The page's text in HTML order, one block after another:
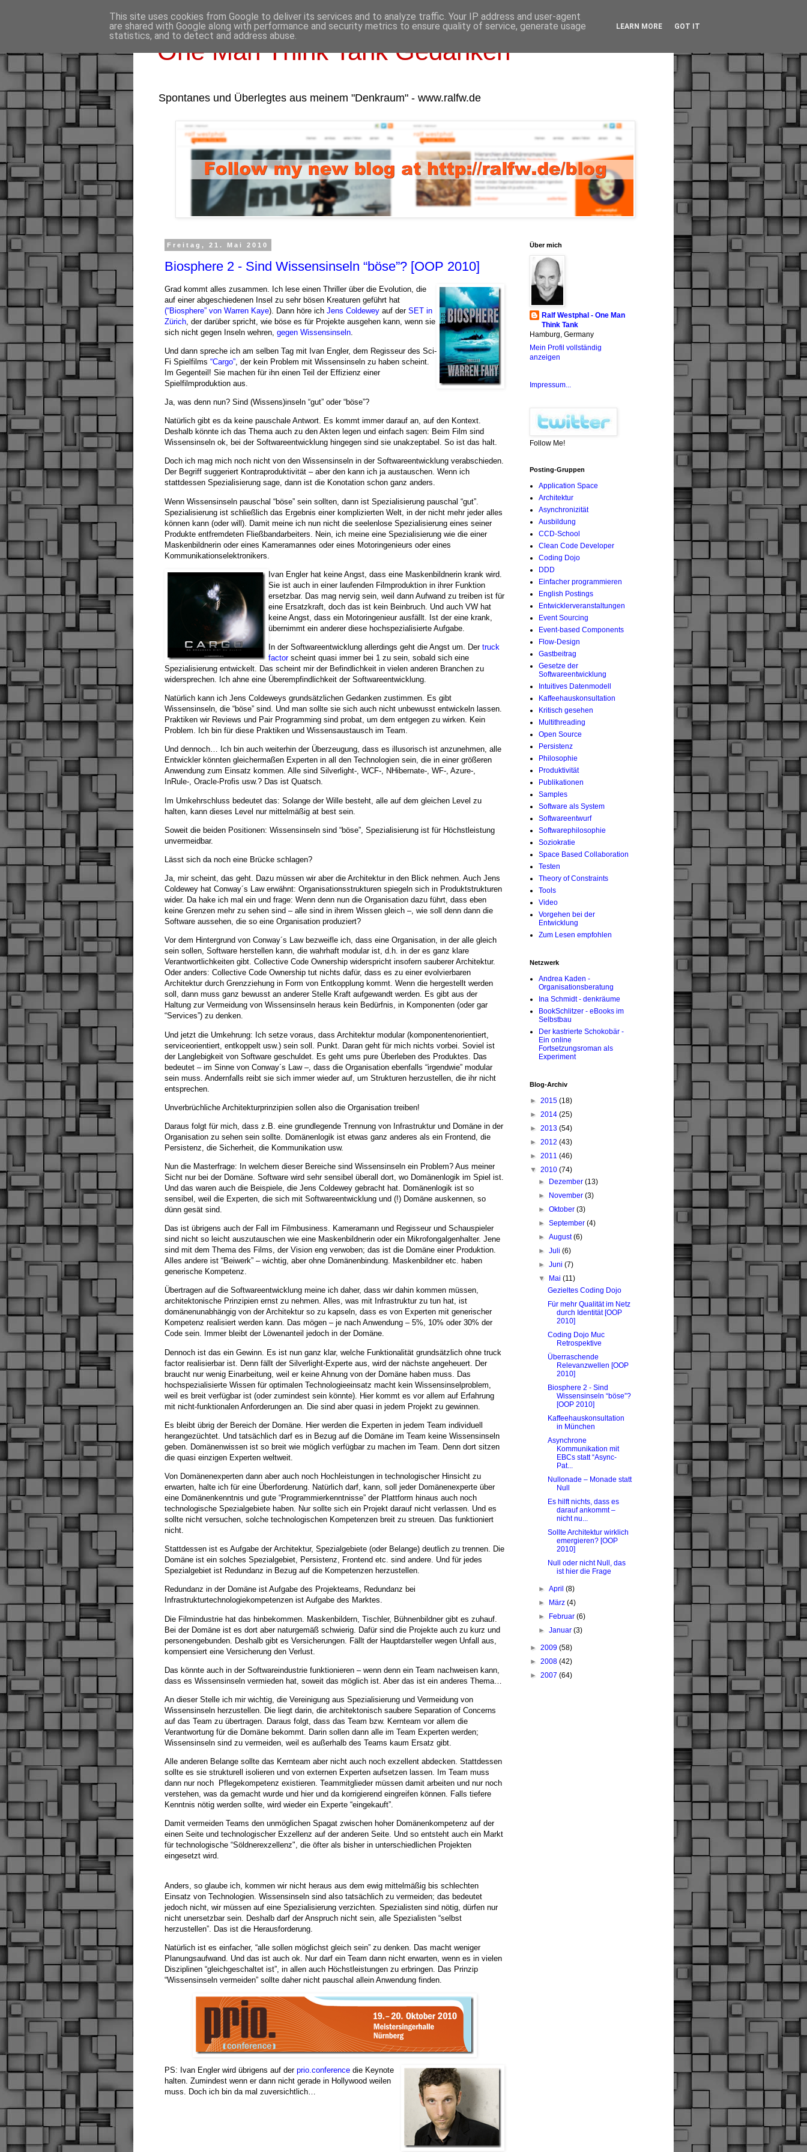
One Man Think Tank Gedanken
Spontanes und Überlegtes aus meinem "Denkraum" - www.ralfw.de
Freitag, 21. Mai 2010
Biosphere 2 - Sind Wissensinseln “böse”? [OOP 2010]
Grad kommt alles zusammen. Ich lese einen Thriller über die Evolution, die
auf einer abgeschiedenen Insel zu sehr bösen Kreaturen geführt hat
(“Biosphere” von Warren Kaye). Dann höre ich Jens Coldewey auf der SET in
Zürich , der darüber spricht, wie böse es für Projekte ausgehen kann, wenn sie
sich nicht gegen Inseln wehren, gegen Wissensinseln
Und dann spreche ich am selben Tag mit Ivan Engler, dem Regisseur des Sci-
Fi Spielfilms “Cargo” , der kein Problem mit Wissensinseln zu haben scheint.
Im Gegenteil! Sie machen für ihn einen Teil der Effizienz einer
Spielfilmproduktion aus.
Ja, was denn nun? Sind (Wissens)inseln “gut” oder “böse”?
Natürlich gibt es da keine pauschale Antwort. Es kommt immer darauf an, auf den Kontext.
Deshalb könnte ich das Thema auch zu den Akten legen und einfach sagen: Beim Film sind
Wissensinseln ok, bei der Softwareentwicklung hingegen sind sie unakzeptabel. So ist das halt.
Doch ich mag mich noch nicht von den Wissensinseln in der Softwareentwicklung verabschieden.
Der Begriff suggeriert Kontraproduktivität – aber den kann ich ja austauschen. Wenn ich
stattdessen Spezialisierung sage, dann ist die Konotation schon ganz anders.
Wenn Wissensinseln pauschal “böse” sein sollten, dann ist Spezialisierung pauschal “gut”.
Spezialisierung ist schließlich das Ergebnis einer komplizierten Welt, in der nicht mehr jeder alles
können kann (oder will). Damit meine ich nun nicht die seelenlose Spezialisierung eines seiner
Produkte entfremdeten Fließbandarbeiters. Nein, ich meine eine Spezialisierung wie die einer
Maskenbildnerin oder eines Kameramannes oder eines Motoringenieurs oder eines
Kommunikationselektronikers.
Ivan Engler hat keine Angst, dass eine Maskenbildnerin krank wird.
Sie ist auch in einer laufenden Filmproduktion in ihrer Funktion
ersetzbar. Das mag nervig sein, weil dann Aufwand zu treiben ist für
eine Ersatzkraft, doch das ist kein Beinbruch. Und auch VW hat
keine Angst, dass ein Motoringenieur ausfällt. Ist der eine krank,
übernimmt ein anderer diese hochspezialisierte Aufgabe.
In der Softwareentwicklung allerdings geht die Angst um. Der truck
factorscheint quasi immer bei 1 zu sein, sobald sich eine
Spezialisierung entwickelt. Das scheint mir der Befindlichkeit in vielen anderen Branchen zu
widersprechen. Ich ahne eine Überempfindlichkeit der Softwareentwicklung.
Natürlich kann ich Jens Coldeweys grundsätzlichen Gedanken zustimmen. Es gibt
Wissensinseln, die “böse” sind. Und man sollte sie sich auch nicht unbewusst entwickeln lassen.
Praktiken wir Reviews und Pair Programming sind probat, um dem entgegen zu wirken. Kein
Problem. Ich bin für diese Praktiken und Wissensaustausch im Team.
Und dennoch… Ich bin auch weiterhin der Überzeugung, dass es illusorisch ist anzunehmen, alle
Entwickler könnten gleichermaßen Experten in all den Technologien sein, die in einer größeren
Anwendung zum Einsatz kommen. Alle sind Silverlight-, WCF-, NHibernate-, WF-, Azure-,
InRule-, Oracle-Profis usw.? Das ist Quatsch.
Im Umkehrschluss bedeutet das: Solange der Wille besteht, alle auf dem gleichen Level zu
halten, kann dieses Level nur mittelmäßig at best sein.
Soweit die beiden Positionen: Wissensinseln sind “böse”, Spezialisierung ist für Höchstleistung
unvermeidbar.
Lässt sich da noch eine Brücke schlagen?
Ja, mir scheint, das geht. Dazu müssen wir aber die Architektur in den Blick nehmen. Auch Jens
Coldewey hat Conway´s Law erwähnt: Organisationsstrukturen spiegeln sich in Produktstrukturen
wider. Da hake ich mal ein und frage: Wenn denn nun die Organisation dazu führt, dass eben
keine Grenzen mehr zu sehen sind – alle sind in ihrem Wissen gleich –, wie soll denn dann die
Software aussehen, die so eine Organisation produziert?
Vor dem Hintergrund von Conway´s Law bezweifle ich, dass eine Organisation, in der alle gleich
sein sollen, Software herstellen kann, die wahrhaft modular ist, d.h. in der es ganz klare
Verantwortlichkeiten gibt. Collective Code Ownership widerspricht insofern sauberer Architektur.
Oder anders: Collective Code Ownership tut nichts dafür, dass es zu einer evolvierbaren
Architektur durch Grenzziehung in Form von Entkopplung kommt. Wenn die hergestellt werden
soll, dann muss ganz bewusst an anderer Stelle Kraft aufgewandt werden. Es gibt aus der
Haltung zur Vermeidung von Wissensinseln heraus kein Bedürfnis, in Komponenten (oder gar
“Services”) zu denken.
Und jetzt die Umkehrung: Ich setze voraus, dass Architektur modular (komponentenorientiert,
serviceorientiert, entkoppelt usw.) sein soll. Punkt. Daran geht für mich nichts vorbei. Soviel ist
der Langlebigkeit von Software geschuldet. Es geht ums pure Überleben des Produktes. Das
bedeutet – im Sinne von Conway´s Law –, dass die Organisation ebenfalls “irgendwie” modular
sein muss. Andernfalls reibt sie sich immer wieder auf, um Strukturen herzustellen, die ihr nicht
entsprechen.
Unverbrüchliche Architekturprinzipien sollen also die Organisation treiben!
Daraus folgt für mich, dass z.B. eine grundlegende Trennung von Infrastruktur und Domäne in der
Organisation zu sehen sein sollte. Domänenlogik ist etwas ganz anderes als ein Frontend, die
Persistenz, die Sicherheit, die Kommunikation usw.
Nun die Masterfrage: In welchem dieser Bereiche sind Wissensinseln ein Problem? Aus meiner
Sicht nur bei der Domäne. Software wird sehr sensibel überall dort, wo Domänenlogik im Spiel ist.
Und das waren auch die Beispiele, die Jens Coldewey gebracht hat. Domänenlogik ist so
sensibel, weil die Experten, die sich mit Softwareentwicklung und (!) Domäne auskennen, so
dünn gesät sind.
Das ist übrigens auch der Fall im Filmbusiness. Kameramann und Regisseur und Schauspieler
sind nicht so leicht auszutauschen wie eine Maskenbildnerin oder ein Mikrofongalgenhalter. Jene
sind mit dem Thema des Films, der Vision eng verwoben; das ist die Domäne einer Produktion.
Alles andere ist “Beiwerk” – wichtig, aber ohne Domänenbindung. Maskenbildner etc. haben
generische Kompetenz.
Übertragen auf die Softwareentwicklung meine ich daher, dass wir dahin kommen müssen,
architektonische Prinzipien ernst zu nehmen. Alles, was mit Infrastruktur zu tun hat, ist
domänenunabhängig von der Architektur so zu kapseln, dass es von Experten mit generischer
Kompetenz realisiert werden kann. Das mögen – je nach Anwendung – 5%, 10% oder 30% der
Code sein. Immer bleibt der Löwenanteil jedoch in der Domäne.
Dennoch ist das ein Gewinn. Es ist nun ganz klar, welche Funktionalität grundsätzlich ohne truck
factor realisierbar ist. Denn fällt der Silverlight-Experte aus, wird der nächste angeheuert. Der
braucht nur wenig Einarbeitung, weil er keine Ahnung von der Domäne haben muss. Das
hochspezialisierte Wissen für optimalen Technologieeinsatz macht kein Wissensinselproblem,
weil es breit verfügbar ist (oder zumindest sein könnte). Hier kommt es vor allem auf Erfahrung
mit nicht-funktionalen Anforderungen an. Die sind aber quasi in jedem Projekt zu gewinnen.
Es bleibt übrig der Bereich der Domäne. Hier werden die Experten in jedem Team individuell
herangezüchtet. Und tatsächlich darf es in Bezug auf die Domäne im Team keine Wissensinseln
geben. Domänenwissen ist so breit wie möglich verfügbar zu machen im Team. Denn dort sitzen
die quasi einzigen Experten weltweit.
Von Domänenexperten dann aber auch noch Hochleistungen in technologischer Hinsicht zu
erwarten, halte ich für eine Überforderung. Natürlich darf, kann, soll jeder Domänenexperte über
eine Domänenkenntnis und gute “Programmierkenntnisse” der Plattform hinaus auch noch
technologische Spezialgebiete haben. Nur sollte sich ein Projekt darauf nicht verlassen. Und es
sollte nicht versuchen, solche technologischen Kompetenzen breit zu streuen. Das funktioniert
nicht.
Stattdessen ist es Aufgabe der Architektur, Spezialgebiete (oder Belange) deutlich zu trennen. Die
Domäne ist ein solches Spezialgebiet, Persistenz, Frontend etc. sind andere. Und für jedes
Spezialgebiet ist Redundanz in Bezug auf die Kompetenzen herzustellen.
Redundanz in der Domäne ist Aufgabe des Projekteams, Redundanz bei
Infrastrukturtechnologiekompetenzen ist Aufgabe des Marktes.
Die Filmindustrie hat das hinbekommen. Maskenbildern, Tischler, Bühnenbildner gibt es zuhauf.
Bei der Domäne ist es dort aber naturgemäß schwierig. Dafür sind die Projekte auch zu kurz und
personengebunden. Deshalb gibt es Versicherungen. Fällt der Hauptdarsteller wegen Unfall aus,
kompensiert eine Versicherung den Verlust.
Das könnte auch in der Softwareindustrie funktionieren – wenn denn ein Team nachweisen kann,
dass es Wissensinseln vermieden hat, soweit das möglich ist. Aber das ist ein anderes Thema…
An dieser Stelle ich mir wichtig, die Vereinigung aus Spezialisierung und Vermeidung von
Wissensinseln herzustellen. Die liegt darin, die architektonisch saubere Separation of Concerns
auf das Team zu übertragen. Daraus folgt, dass das Team bzw. Kernteam vor allem die
Verantwortung für die Domäne bekommt. Darin sollen dann alle im Team Experten werden;
Wissensinseln sind zu vermeiden, weil es außerhalb des Teams kaum Ersatz gibt.
Alle anderen Belange sollte das Kernteam aber nicht auch noch exzellent abdecken. Stattdessen
sollte es sie strukturell isolieren und von externen Experten aufsetzen lassen. Im Team muss
dann nur noch Pflegekompetenz existieren. Teammitglieder müssen damit arbeiten und nur noch
verstehen, was da gemacht wurde und hier und da korrigierend eingreifen können. Falls tiefere
Kenntnis nötig werden sollte, wird wieder ein Experte “eingekauft”.
Damit vermeiden Teams den unmöglichen Spagat zwischen hoher Domänenkompetenz auf der
einen Seite und technologischer Exzellenz auf der anderen Seite. Und so entsteht auch ein Markt
für technologische “Söldnerexzellenz", die öfter als bisher in unterschiedlichen Projekten
eingesetzt wird.
Anders, so glaube ich, kommen wir nicht heraus aus dem ewig mittelmäßig bis schlechten
Einsatz von Technologien. Wissensinseln sind also tatsächlich zu vermeiden; das bedeutet
jedoch nicht, wir müssen auf eine Spezialisierung verzichten. Spezialisten sind nötig, dürfen nur
nicht unersetzbar sein. Deshalb darf der Anspruch nicht sein, alle Spezialisten “selbst
herzustellen”. Das ist die Herausforderung.
Natürlich ist es einfacher, “alle sollen möglichst gleich sein” zu denken. Das macht weniger
Planungsaufwand. Und das ist auch ok. Nur darf ein Team dann nicht erwarten, wenn es in vielen
Disziplinen “gleichgeschaltet ist”, in allen auch Höchstleistungen zu erbringen. Das Prinzip
“Wissensinseln vermeiden” sollte daher nicht pauschal allein Anwendung finden.
PS: Ivan Engler wird übrigens auf der prio.conference die Keynote
halten. Zumindest wenn er dann nicht gerade in Hollywood weilen
muss. Doch ich bin da mal zuversichtlich…
Über mich
Ralf Westphal - One Man
Think Tank
Hamburg, Germany
Mein Profil vollständig
anzeigen
Impressum...
Follow Me!
Posting-Gruppen
Application Space
Architektur
Asynchronizität
Ausbildung
CCD-School
Clean Code Developer
Coding Dojo
DDD
Einfacher programmieren
English Postings
Entwicklerveranstaltungen
Event Sourcing
Event-based Components
Flow-Design
Gastbeitrag
Gesetze der
Softwareentwicklung
Intuitives Datenmodell
Kaffeehauskonsultation
Kritisch gesehen
Multithreading
Open Source
Persistenz
Philosophie
Produktivität
Publikationen
Samples
Software als System
Softwareentwurf
Softwarephilosophie
Soziokratie
Space Based Collaboration
Testen
Theory of Constraints
Tools
Video
Vorgehen bei der
Entwicklung
Zum Lesen empfohlen
Netzwerk
Andrea Kaden -
Organisationsberatung
Ina Schmidt - denkräume
BookSchlitzer - eBooks im
Selbstbau
Der kastrierte Schokobär -
Ein online
Fortsetzungsroman als
Experiment
Blog-Archiv
► 2015 (18)
► 2014 (25)
► 2013 (54)
► 2012 (43)
► 2011 (46)
▼ 2010 (74)
►
Dezember(13)
►
November(3)
►Oktober(3)
►September(4)
►August(6)
►Juli(6)
►Juni(7)
▼
Mai(11)
Gezieltes Coding Dojo
Für mehr Qualität im Netz
durch Identität [OOP
2010]
Coding Dojo Muc
Retrospektive
Überraschende
Relevanzwellen [OOP
2010]
Biosphere 2 - Sind
Wissensinseln “böse”?
[OOP 2010]
Kaffeehauskonsultation
in München
Asynchrone
Kommunikation mit
EBCs statt “Async-
Pat...
Nullonade – Monade statt
Null
Es hilft nichts, dass es
darauf ankommt –
nicht nu...
Sollte Architektur wirklich
emergieren? [OOP
2010]
Null oder nicht Null, das
ist hier die Frage
►April(8)
►
März(4)
►
Februar(6)
►Januar(3)
► 2009 (58)
► 2008 (42)
► 2007 (64)
This site uses cookies from Google to deliver its services and to analyze traffic. Your IP address and user-agent
are shared with Google along with performance and security metrics to ensure quality of service, generate usage
statistics, and to detect and address abuse.
LEARN MORE GOT IT